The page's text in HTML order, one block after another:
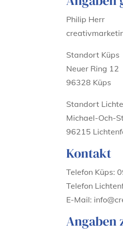
Philip Herr
Standort Küps
Neuer Ring 12
96328 Küps
Standort
Michael-Och-
96215
Kontakt
Telefon Küps:
Telefon
E-Mail:
Angaben